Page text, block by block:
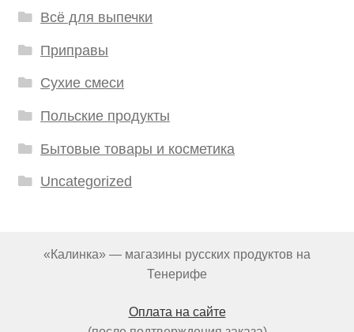
Всё для выпечки
Приправы
Сухие смеси
Польские продукты
Бытовые товары и косметика
Uncategorized
«Калинка» — магазины русских продуктов на
Тенерифе
Оплата на сайте